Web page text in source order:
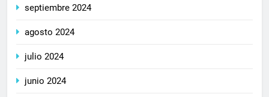
septiembre 2024
agosto 2024
julio 2024
junio 2024